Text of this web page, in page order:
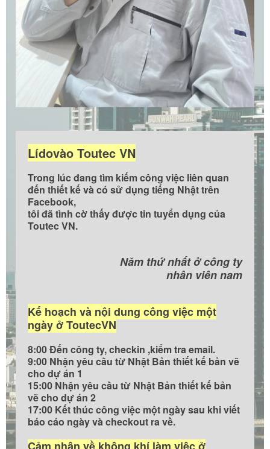
Lídovào Toutec VN
Trong lúc đang tìm kiếm công việc liên quan
đến thiết kế và có sử dụng tiếng Nhật trên
Facebook,
tôi đã tình cờ thấy được tin tuyển dụng của
Toutec VN.
Năm thứ nhất ở công ty
nhân viên nam
Kế hoạch và nội dung công việc một
ngày ở ToutecVN
8:00 Đến công ty, checkin ,kiểm tra email.
9:00 Nhận yêu cầu từ Nhật Bản thiết kế bản vẽ
cho dự án 1
15:00 Nhận yêu cầu từ Nhật Bản thiết kế bản
vẽ cho dự án 2
17:00 Kết thúc công việc một ngày sau khi viết
báo cáo ngày và checkout ra về.